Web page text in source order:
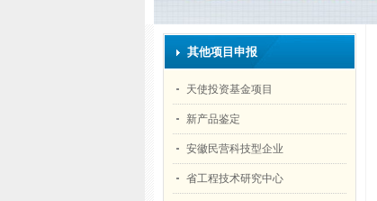
其他项目申报
天使投资基金项目
新产品鉴定
安徽民营科技型企业
省工程技术研究中心